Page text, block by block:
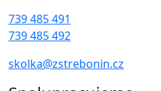
739 485 491
739 485 492
skolka@zstrebonin.cz